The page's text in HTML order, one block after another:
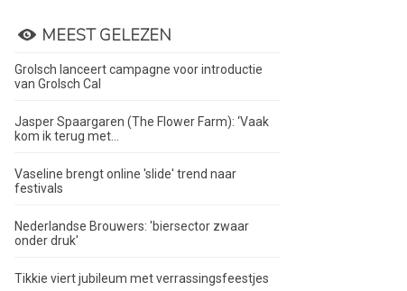
MEEST GELEZEN
Grolsch lanceert campagne voor introductie
van Grolsch Cal
Jasper Spaargaren (The Flower Farm): ‘Vaak
kom ik terug met...
Vaseline brengt online 'slide' trend naar
festivals
Nederlandse Brouwers: 'biersector zwaar
onder druk'
Tikkie viert jubileum met verrassingsfeestjes